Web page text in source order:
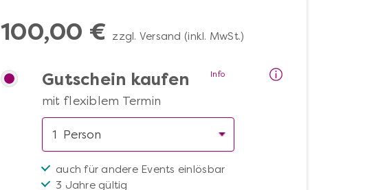
100,00 € zzgl. Versand (inkl. MwSt.)
Gutschein kaufen
mit flexiblem Termin
auch für andere Events einlösbar
3 Jahre gültig
Info